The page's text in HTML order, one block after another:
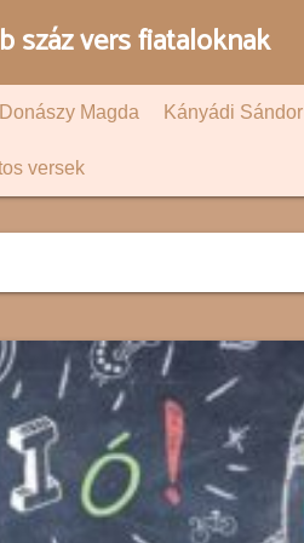
száz vers fiataloknak
Donászy Magda Kányádi Sándor
versek